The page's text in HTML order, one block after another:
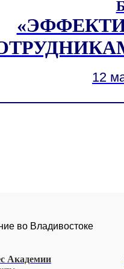
12
во Владивостоке
Академии